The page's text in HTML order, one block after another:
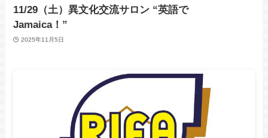
11/29（土）異文化交流サロン “英語で
Jamaica！”
2025年11月5日